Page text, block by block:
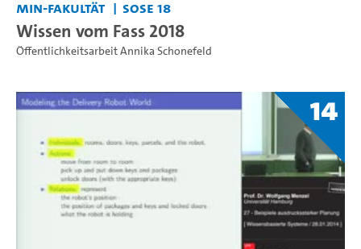
MIN-Fakultät SoSe 18
Wissen vom Fass 2018
Öffentlichkeitsarbeit Annika Schonefeld
14